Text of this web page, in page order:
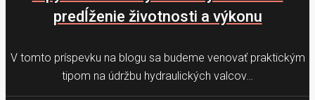
predĺženie životnosti a výkonu
V tomto príspevku na blogu sa budeme venovať praktickým
tipom na údržbu hydraulických valcov…